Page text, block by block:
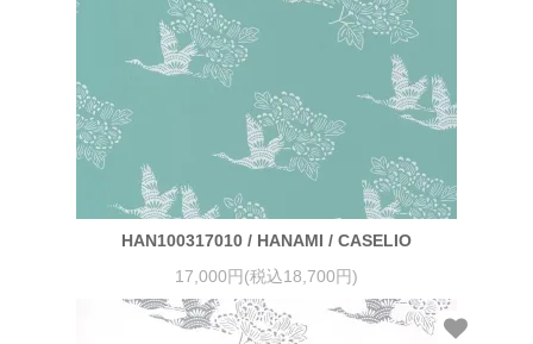
HAN100317010 / HANAMI / CASELIO
17,000円(税込18,700円)